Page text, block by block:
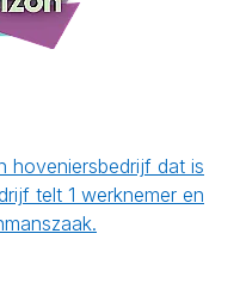
hoveniersbedrijf dat is
telt 1 werknemer en